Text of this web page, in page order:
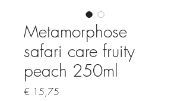
Metamorphose
safari care fruity
peach 250ml
€ 15,75